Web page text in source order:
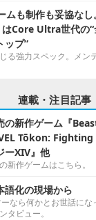
ムも制作も妥協な
Core Ultra世代の“
ップ”
る強力スペック。メン
連載・注目記事
の新作ゲーム『
Tōkon:
ーXIV』他
新作ゲームはこちら。
語化の現場から
ーなら何かとお世話に
タビュー。